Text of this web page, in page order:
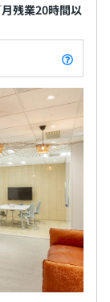
残業20時間以